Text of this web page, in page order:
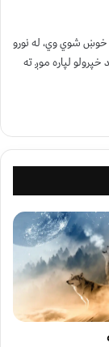
خوښ شوي وي، له نورو
لپاره موږ ته